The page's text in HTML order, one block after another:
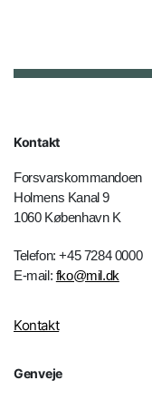
Kontakt
Forsvarskommandoen
Holmens Kanal 9
1060 København K
Telefon: +45 7284 0000
E-mail: fko@mil.dk
Kontakt
Genveje